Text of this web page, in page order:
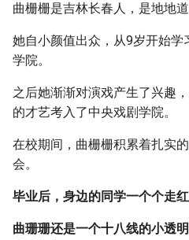
曲栅栅是吉林长春人，是地地道
她自小颜值出众，从9岁开始
学院。
之后她渐渐对演戏产生了兴趣
的才艺考入了中央戏剧学院。
在校期间，曲栅栅积累着扎实
会。
毕业后，身边的同学一个个走
曲珊珊还是一个十八线的小透